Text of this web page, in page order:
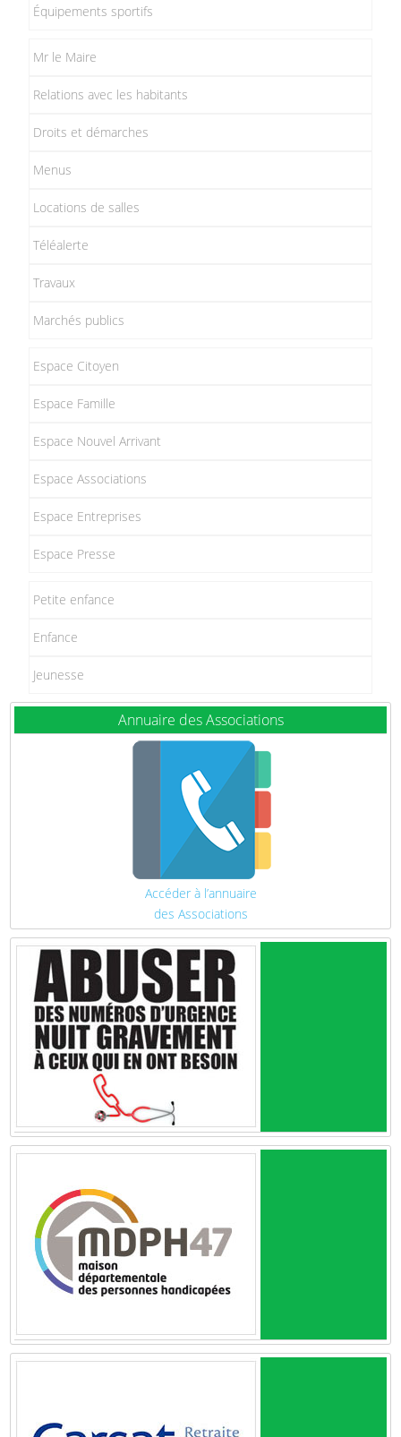
Équipements sportifs
Mr le Maire
Relations avec les habitants
Droits et démarches
Menus
Locations de salles
Téléalerte
Travaux
Marchés publics
Espace Citoyen
Espace Famille
Espace Nouvel Arrivant
Espace Associations
Espace Entreprises
Espace Presse
Petite enfance
Enfance
Jeunesse
Annuaire des Associations
Accéder à l’annuaire
des Associations